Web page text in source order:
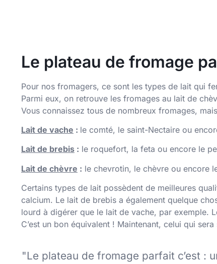
Le plateau de fromage
Pour nos fromagers, ce sont les types de lait qui
Parmi eux, on retrouve les fromages au lait de
Vous connaissez tous de nombreux fromages,
Lait de vache : le comté, le saint-Nectaire ou
Lait de brebis : le roquefort, la feta ou encore le
Lait de chèvre : le chevrotin, le chèvre ou encore
Certains types de lait possèdent de meilleures
calcium. Le lait de brebis a également quelque
lourd à digérer que le lait de vache, par exemple.
C’est un bon équivalent ! Maintenant, celui qui
"Le plateau de fromage parfait c’est :